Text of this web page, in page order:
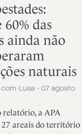
60% das
ainda não
naturais
Lusa - 07 agosto
relatório, a APA
areais do território